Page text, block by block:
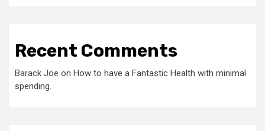
Recent Comments
Barack Joe on How to have a Fantastic Health with minimal
spending.